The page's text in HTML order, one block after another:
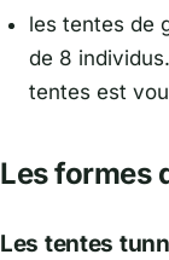
les tentes de
de 8
tentes est
Les formes
Les tentes